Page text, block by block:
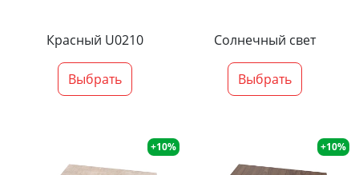
Красный U0210
Выбрать
Солнечный свет
Выбрать
+10% +10%